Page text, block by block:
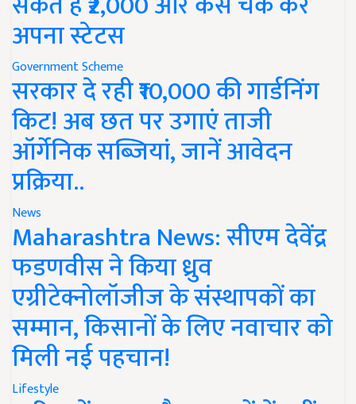
अपना स्टेटस
Government Scheme
सरकार दे रही ₹10,000 की गार्डनिंग
किट! अब छत पर उगाएं ताजी
ऑर्गेनिक सब्जियां, जानें आवेदन
प्रक्रिया..
News
Maharashtra News: सीएम देवेंद्र
फडणवीस ने किया ध्रुव
एग्रीटेक्नोलॉजीज के संस्थापकों का
सम्मान, किसानों के लिए नवाचार को
मिली नई पहचान!
Lifestyle